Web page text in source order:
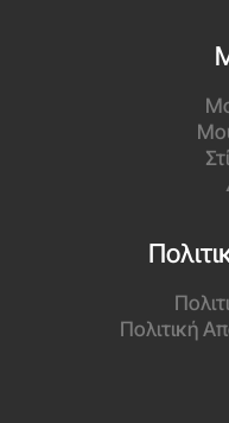
Πολιτική